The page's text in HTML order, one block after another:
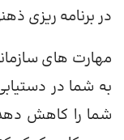
در برنامه ریزی
مهارت های
به شما در
شما را کاهش